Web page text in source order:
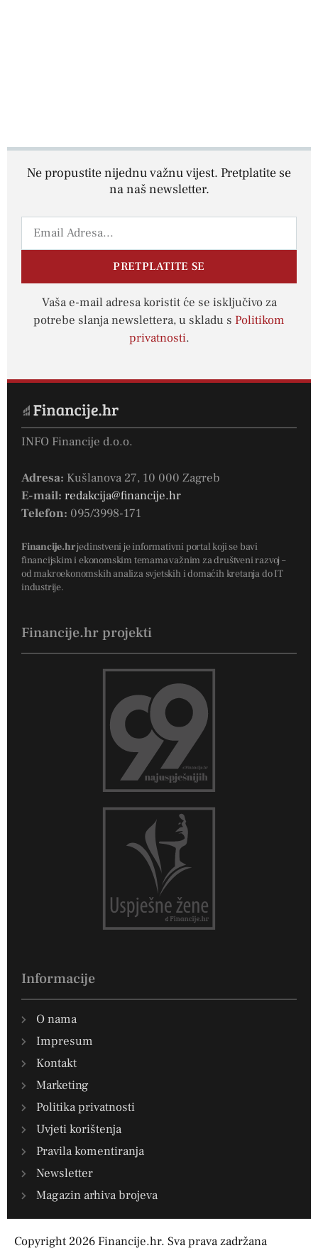
Ne propustite nijednu važnu vijest. Pretplatite se
na naš newsletter.
PRETPLATITE SE
Vaša e-mail adresa koristit će se isključivo za
potrebe slanja newslettera, u skladu s Politikom
privatnosti.
INFO Financije d.o.o.
Adresa: Kušlanova 27, 10 000 Zagreb
E-mail: redakcija@financije.hr
Telefon: 095/3998-171
Financije.hrjedinstveni je informativni portal koji se bavi
financijskim i ekonomskim temama važnim za društveni razvoj –
od makroekonomskih analiza svjetskih i domaćih kretanja do IT
industrije.
Financije.hr projekti
Informacije
O nama
Impresum
Kontakt
Marketing
Politika privatnosti
Uvjeti korištenja
Pravila komentiranja
Newsletter
Magazin arhiva brojeva
Copyright 2026 Financije.hr. Sva prava zadržana